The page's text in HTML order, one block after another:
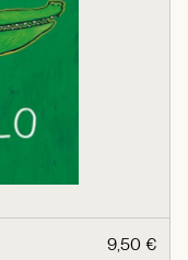
9,50 €